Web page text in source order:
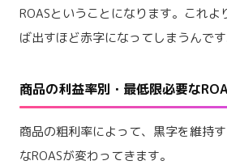
ROASということになります。これ
ば出すほど赤字になってしまうんです
商品の利益率別・最低限必要な
商品の粗利率によって、黒字を維持
なROASが変わってきます。